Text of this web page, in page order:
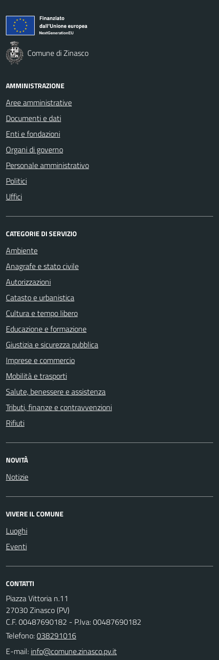
Comune di Zinasco
AMMINISTRAZIONE
Aree amministrative
Documenti e dati
Enti e fondazioni
Organi di governo
Personale amministrativo
Politici
Uffici
CATEGORIE DI SERVIZIO
Ambiente
Anagrafe e stato civile
Autorizzazioni
Catasto e urbanistica
Cultura e tempo libero
Educazione e formazione
Giustizia e sicurezza pubblica
Imprese e commercio
Mobilità e trasporti
Salute, benessere e assistenza
Tributi, finanze e contravvenzioni
Rifiuti
NOVITÀ
Notizie
VIVERE IL COMUNE
Luoghi
Eventi
CONTATTI
Piazza Vittoria n.11
27030 Zinasco (PV)
C.F. 00487690182 - P.Iva: 00487690182
Telefono:038291016
E-mail: